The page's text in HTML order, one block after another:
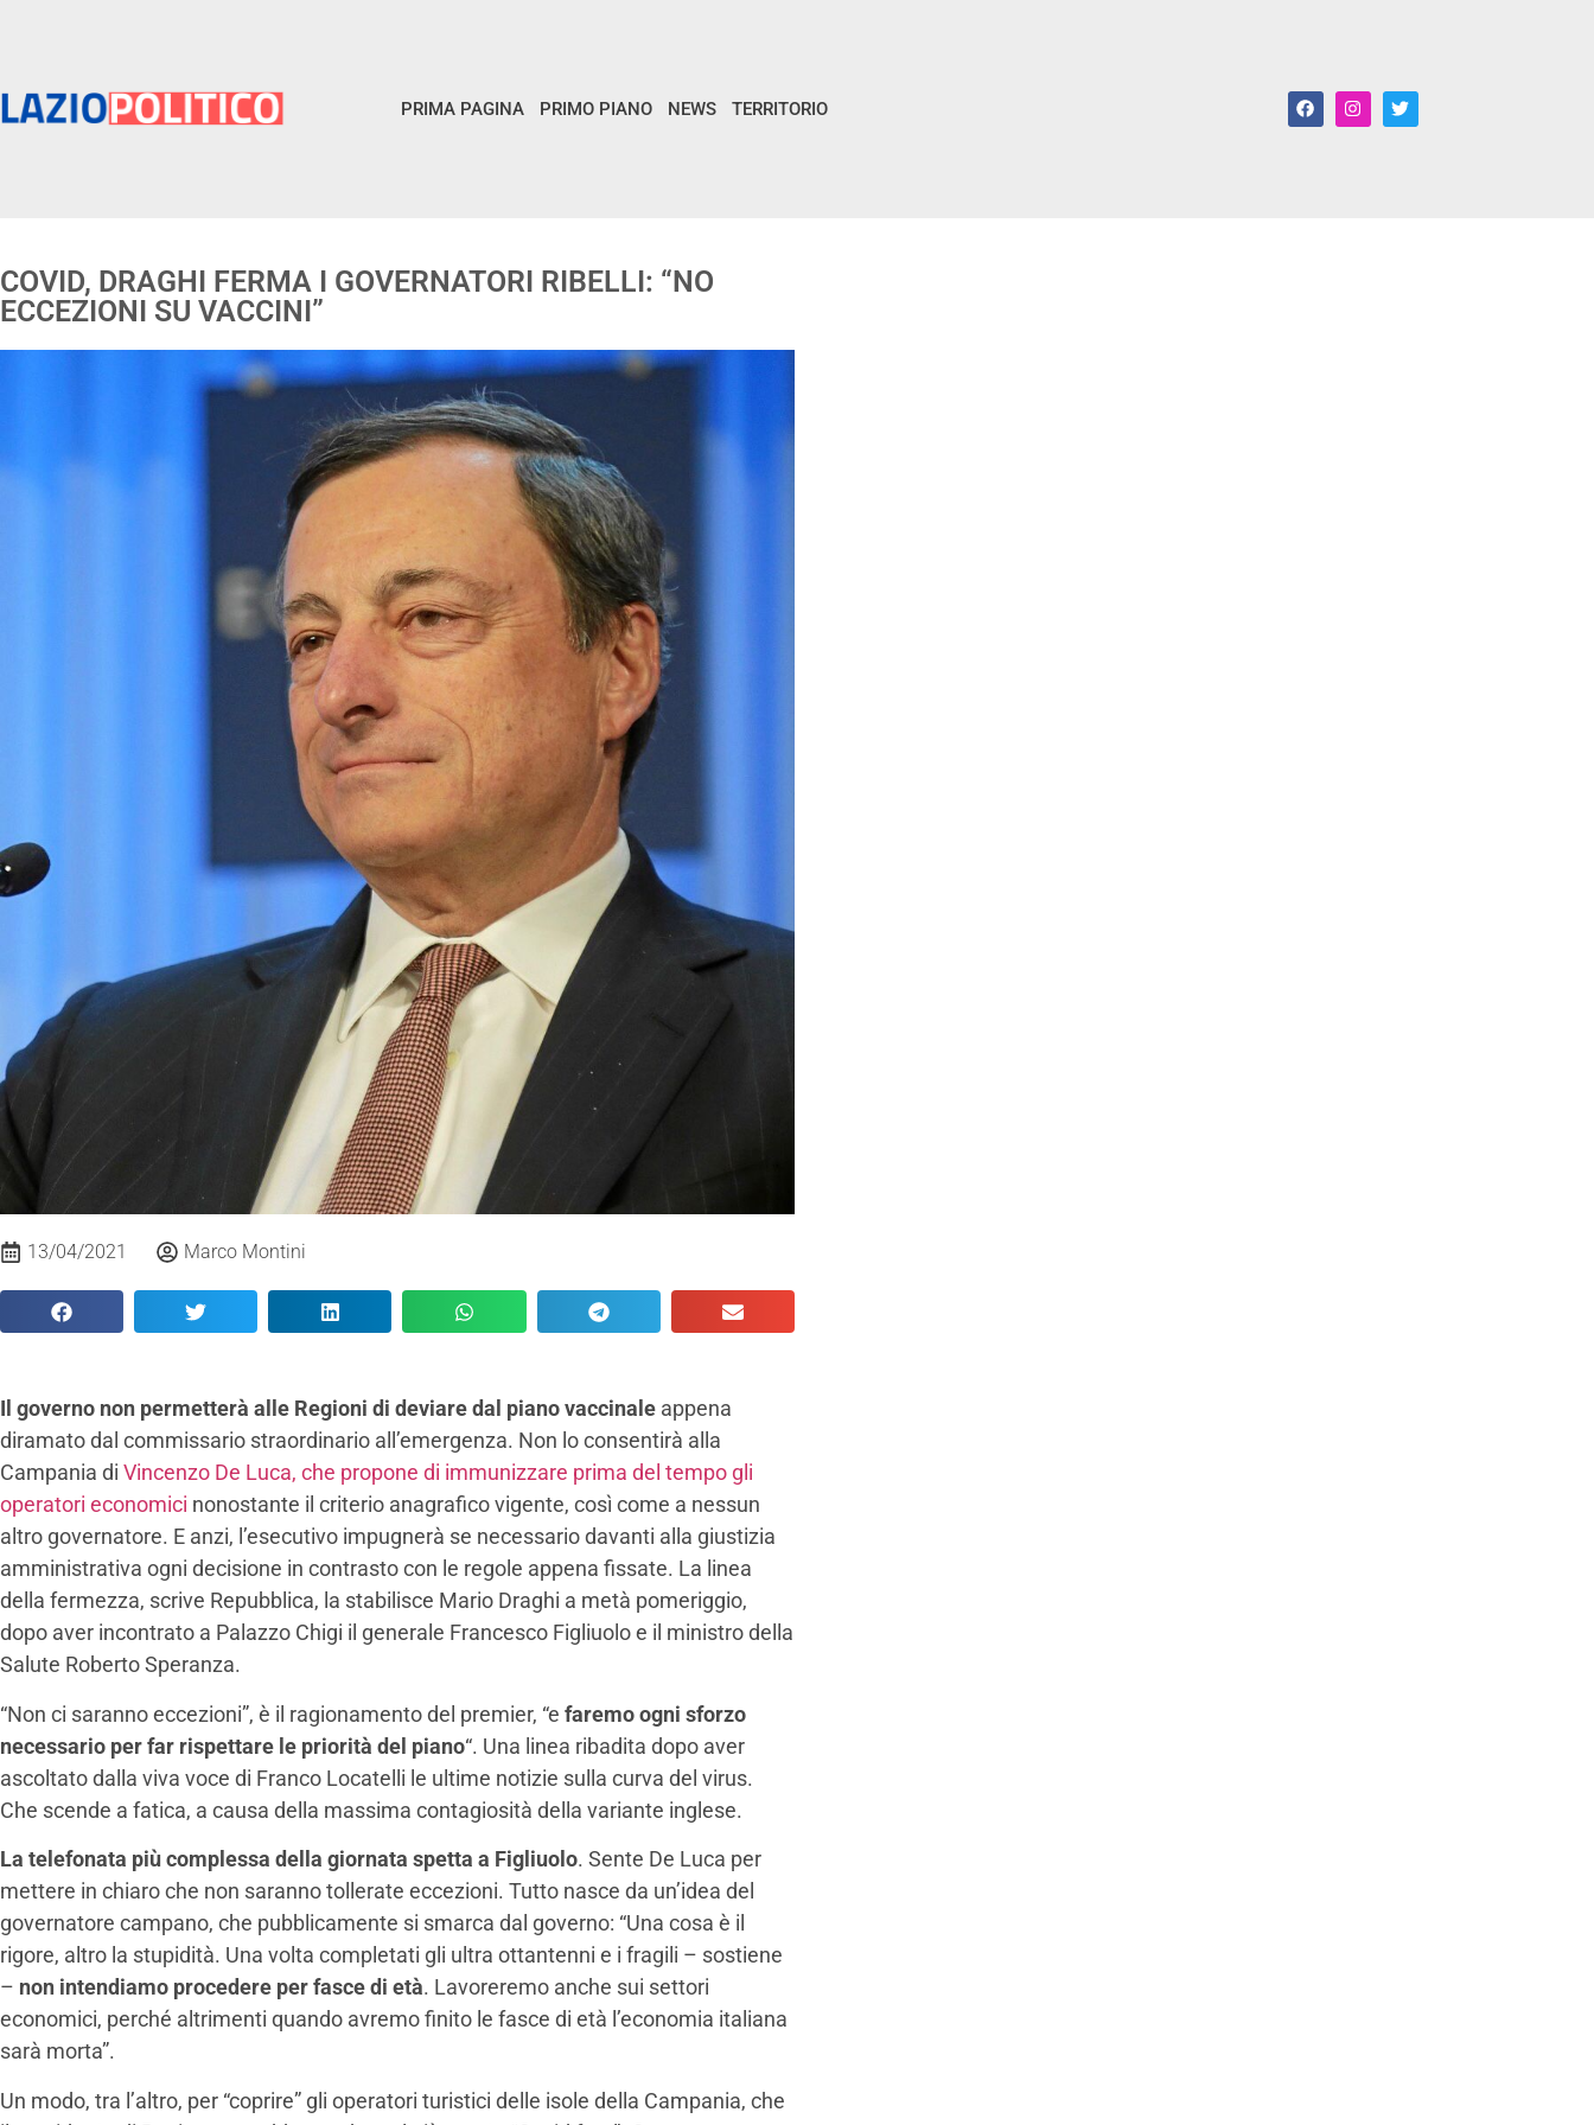
PRIMA PAGINA PRIMO PIANO NEWS TERRITORIO
COVID, DRAGHI FERMA I GOVERNATORI RIBELLI: “NO
ECCEZIONI SU VACCINI”
13/04/2021 Marco Montini
Il governo non permetterà alle Regioni di deviare dal piano vaccinale appena
diramato dal commissario straordinario all’emergenza. Non lo consentirà alla
Campania di Vincenzo De Luca, che propone di immunizzare prima del tempo gli
operatori economici nonostante il criterio anagrafico vigente, così come a nessun
altro governatore. E anzi, l’esecutivo impugnerà se necessario davanti alla giustizia
amministrativa ogni decisione in contrasto con le regole appena fissate. La linea
della fermezza, scrive Repubblica, la stabilisce Mario Draghi a metà pomeriggio,
dopo aver incontrato a Palazzo Chigi il generale Francesco Figliuolo e il ministro della
Salute Roberto Speranza.
“Non ci saranno eccezioni”, è il ragionamento del premier, “e faremo ogni sforzo
necessario per far rispettare le priorità del piano“. Una linea ribadita dopo aver
ascoltato dalla viva voce di Franco Locatelli le ultime notizie sulla curva del virus.
Che scende a fatica, a causa della massima contagiosità della variante inglese.
La telefonata più complessa della giornata spetta a Figliuolo. Sente De Luca per
mettere in chiaro che non saranno tollerate eccezioni. Tutto nasce da un’idea del
governatore campano, che pubblicamente si smarca dal governo: “Una cosa è il
rigore, altro la stupidità. Una volta completati gli ultra ottantenni e i fragili – sostiene
– non intendiamo procedere per fasce di età. Lavoreremo anche sui settori
economici, perché altrimenti quando avremo finito le fasce di età l’economia italiana
sarà morta”.
Un modo, tra l’altro, per “coprire” gli operatori turistici delle isole della Campania, che